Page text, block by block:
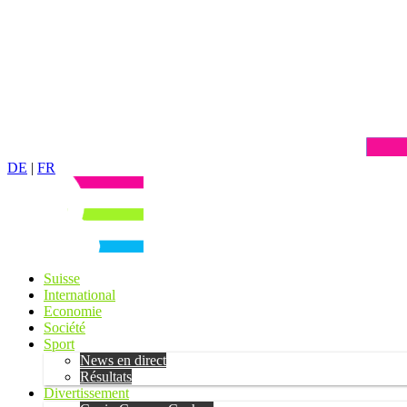
DE | FR
Suisse
International
Economie
Société
Sport
News en direct
Résultats
Divertissement